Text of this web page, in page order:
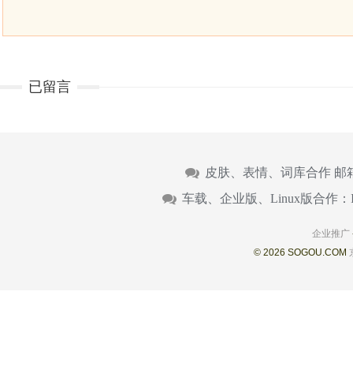
已留言
皮肤、表情、词库合作 邮
车载、企业版、Linux版合作：
企业推广
© 2026 SOGOU.COM